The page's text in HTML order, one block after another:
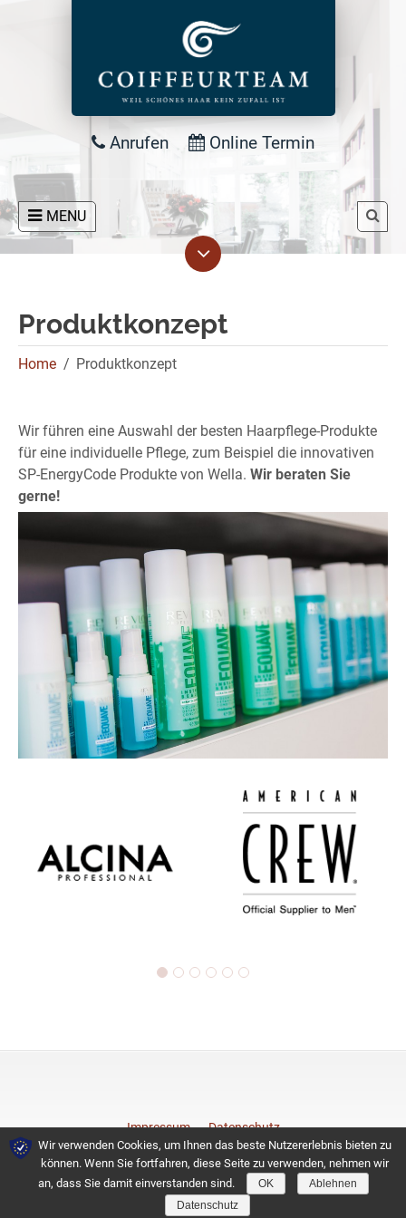
Anrufen Online Termin
MENU
Produktkonzept
Home Produktkonzept
Wir führen eine Auswahl der besten Haarpflege-Produkte
für eine individuelle Pflege, zum Beispiel die innovativen
SP-EnergyCode Produkte von Wella. Wir beraten Sie
gerne!
Impressum Datenschutz
© 2026 Coiffeurteam
Wir verwenden Cookies, um Ihnen das beste Nutzererlebnis bieten zu
können. Wenn Sie fortfahren, diese Seite zu verwenden, nehmen wir
an, dass Sie damit einverstanden sind.
OK
Ablehnen
Datenschutz